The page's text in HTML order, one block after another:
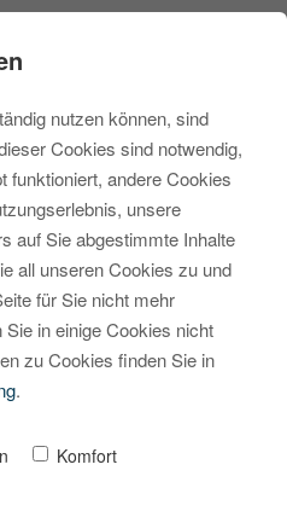
die
nutzen können, sind
Cookies sind notwendig,
funktioniert, andere Cookies
unsere
auf Sie abgestimmte Inhalte
all unseren Cookies zu und
für Sie nicht mehr
in einige Cookies nicht
zu Cookies finden Sie in
.
Komfort